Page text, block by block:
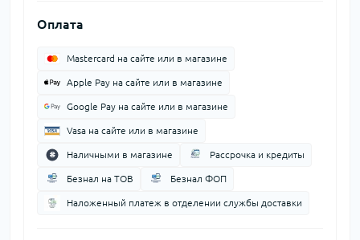
Оплата
Mastercard на сайте или в магазине
Apple Pay на сайте или в магазине
Google Pay на сайте или в магазине
Vasa на сайте или в магазине
Наличными в магазине Рассрочка и кредиты
Безнал на ТОВ Безнал ФОП
Наложенный платеж в отделении службы доставки